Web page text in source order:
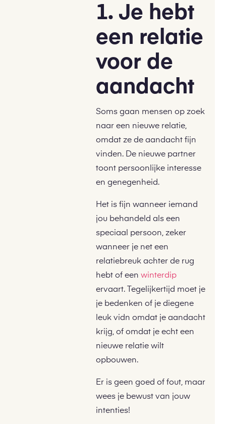
1. Je hebt
een relatie
voor de
aandacht
Soms gaan mensen op zoek
naar een nieuwe relatie,
omdat ze de aandacht fijn
vinden. De nieuwe partner
toont persoonlijke interesse
en genegenheid.
Het is fijn wanneer iemand
jou behandeld als een
speciaal persoon, zeker
wanneer je net een
relatiebreuk achter de rug
hebt of een winterdip
ervaart. Tegelijkertijd moet je
je bedenken of je diegene
leuk vidn omdat je aandacht
krijg, of omdat je echt een
nieuwe relatie wilt
opbouwen.
Er is geen goed of fout, maar
wees je bewust van jouw
intenties!